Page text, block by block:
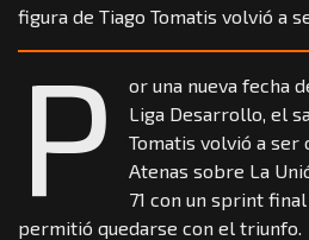
figura de Tiago Tomatis volvió a
P
or una nueva fecha
Liga Desarrollo, el
Tomatis volvió a ser
Atenas sobre La
71 con un sprint
permitió quedarse con el triunfo.